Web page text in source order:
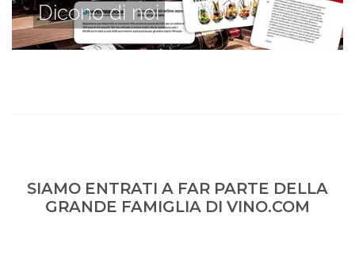
Dicono di noi
SIAMO ENTRATI A FAR PARTE DELLA
GRANDE FAMIGLIA DI VINO.COM